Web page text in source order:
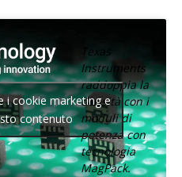
Texas
Instruments
raddoppia la
densità con i
moduli di
potenza con
tecnologia
MagPack.
i cookie marketing e
contenuto